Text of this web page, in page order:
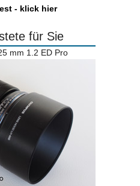
- klick hier
für Sie
mm 1.2 ED Pro